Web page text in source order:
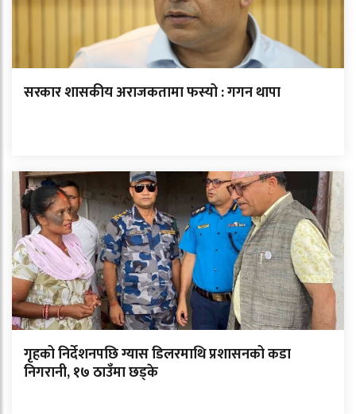
सरकार शासकीय अराजकतामा फस्यो : गगन थापा
गृहको निर्देशनपछि ग्यास डिलरमाथि प्रशासनको कडा
निगरानी, १७ ठाउँमा छड्के